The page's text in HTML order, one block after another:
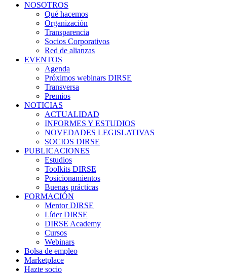
NOSOTROS
Qué hacemos
Organización
Transparencia
Socios Corporativos
Red de alianzas
EVENTOS
Agenda
Próximos webinars DIRSE
Transversa
Premios
NOTICIAS
ACTUALIDAD
INFORMES Y ESTUDIOS
NOVEDADES LEGISLATIVAS
SOCIOS DIRSE
PUBLICACIONES
Estudios
Toolkits DIRSE
Posicionamientos
Buenas prácticas
FORMACIÓN
Mentor DIRSE
Líder DIRSE
DIRSE Academy
Cursos
Webinars
Bolsa de empleo
Marketplace
Hazte socio